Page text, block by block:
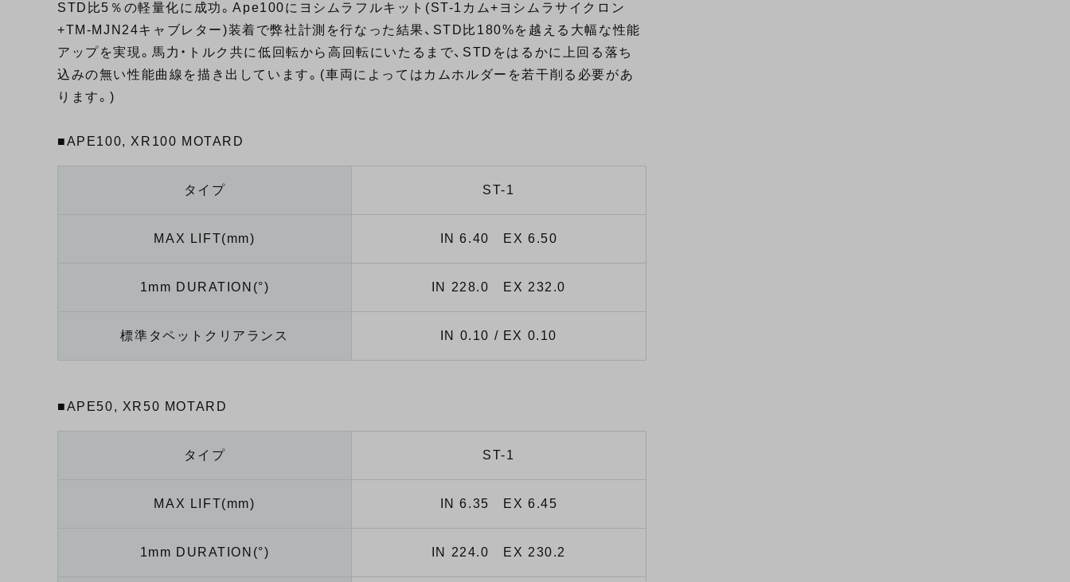
STD比5％の軽量化に成功。Ape100にヨシムラフルキット(ST-1カム+ヨシムラサイクロン
+TM-MJN24キャブレター)装着で弊社計測を行なった結果、STD比180%を越える大幅な性能
アップを実現。馬力・トルク共に低回転から高回転にいたるまで、STDをはるかに上回る落ち
込みの無い性能曲線を描き出しています。(車両によってはカムホルダーを若干削る必要があ
ります。)
■APE100, XR100 MOTARD
タイプ ST-1
MAX LIFT(mm) IN 6.40 EX 6.50
1mm DURATION(°) IN 228.0 EX 232.0
標準タペットクリアランス IN 0.10 / EX 0.10
■APE50, XR50 MOTARD
タイプ ST-1
MAX LIFT(mm) IN 6.35 EX 6.45
1mm DURATION(°) IN 224.0 EX 230.2